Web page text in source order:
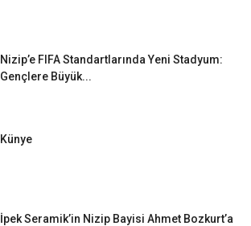
Nizip’e FIFA Standartlarında Yeni Stadyum:
Gençlere Büyük...
Künye
İpek Seramik’in Nizip Bayisi Ahmet Bozkurt’a